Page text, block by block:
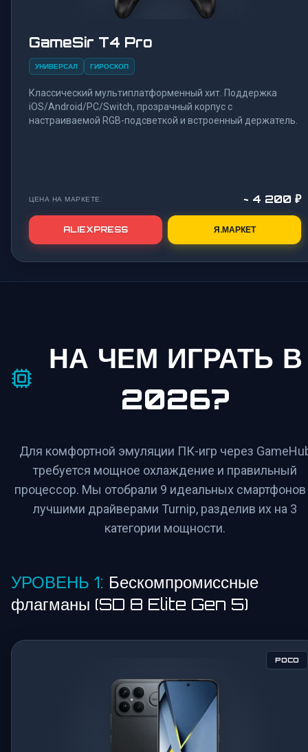
GameSir T4 Pro
УНИВЕРСАЛ ГИРОСКОП
Классический мультиплатформенный хит. Поддержка
iOS/Android/PC/Switch, прозрачный корпус с
настраиваемой RGB-подсветкой и встроенный держатель.
ЦЕНА НА МАРКЕТЕ: ~ 4 200 ₽
ALIEXPRESS Я.МАРКЕТ
НА ЧЕМ ИГРАТЬ В
2026?
Для комфортной эмуляции ПК-игр через
требуется мощное охлаждение и правильный
процессор. Мы отобрали 9 идеальных смартфонов
лучшими драйверами Turnip, разделив их на 3
категории мощности.
УРОВЕНЬ 1: Бескомпромиссные
флагманы (SD 8 Elite Gen 5)
POCO